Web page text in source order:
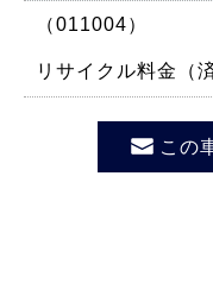
（011004）
リサイクル料金（
この